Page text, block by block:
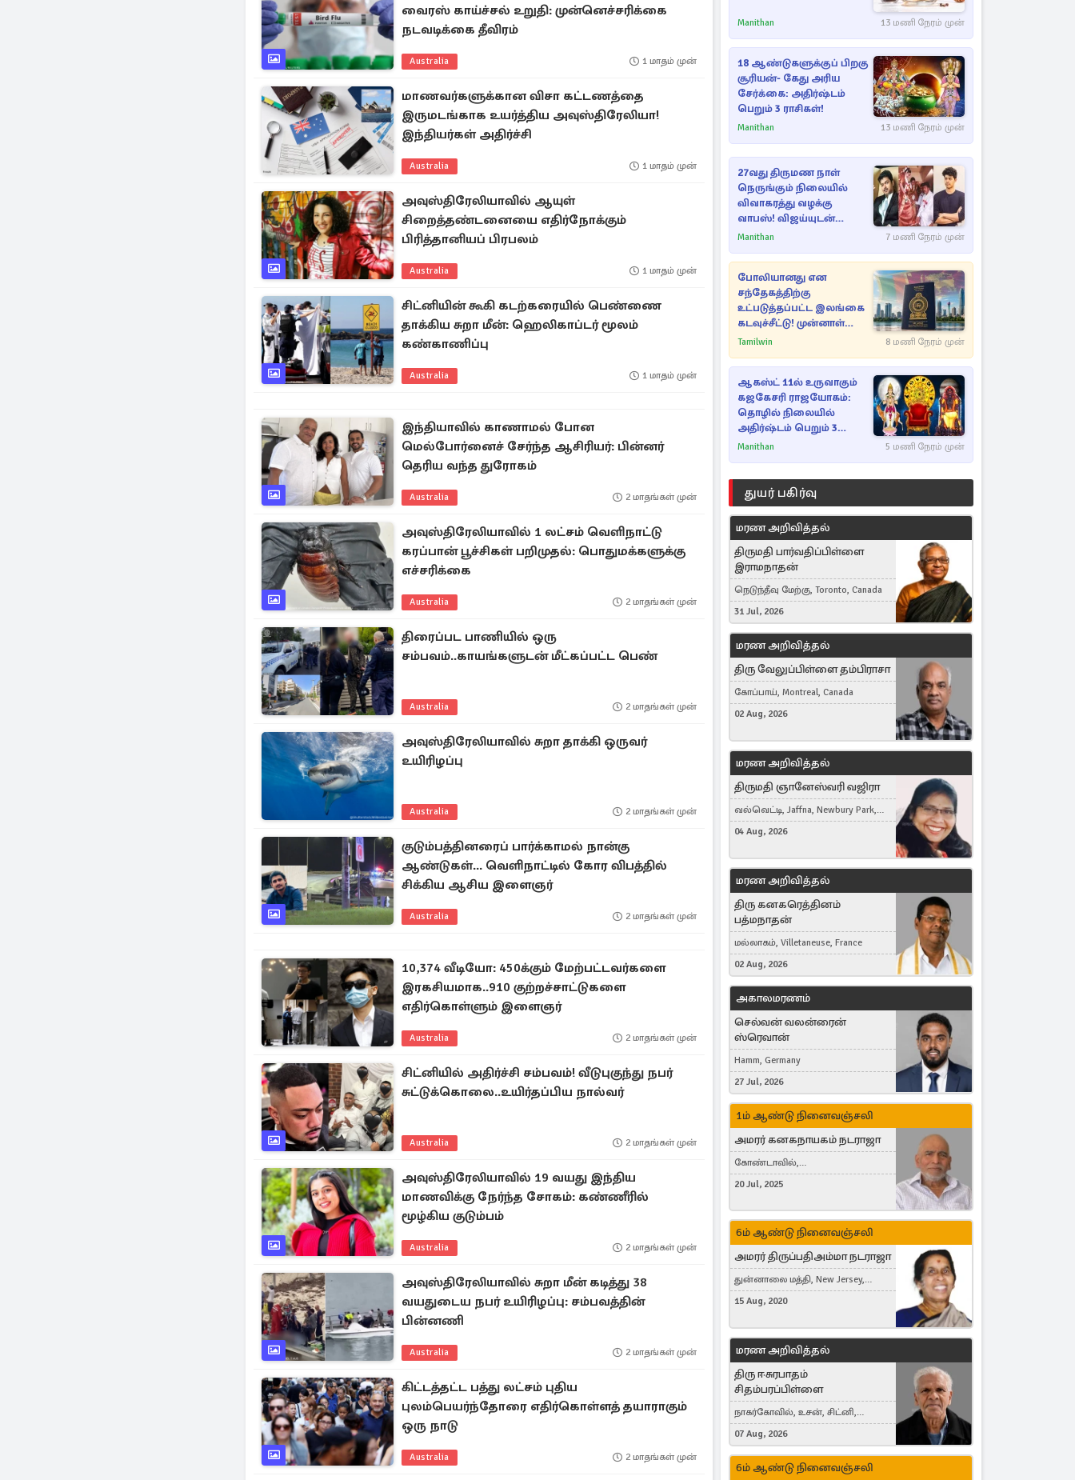
வைரஸ் காய்ச்சல் உறுதி: முன்னெச்சரிக்கை
நடவடிக்கை தீவிரம்
Australia 1 மாதம் முன்
மாணவர்களுக்கான விசா கட்டணத்தை
இருமடங்காக உயர்த்திய அவுஸ்திரேலியா!
இந்தியர்கள் அதிர்ச்சி
Australia 1 மாதம் முன்
அவுஸ்திரேலியாவில் ஆயுள்
சிறைத்தண்டனையை எதிர்நோக்கும்
பிரித்தானியப் பிரபலம்
Australia 1 மாதம் முன்
சிட்னியின் கூகி கடற்கரையில் பெண்ணை
தாக்கிய சுறா மீன்: ஹெலிகாப்டர் மூலம்
கண்காணிப்பு
Australia 1 மாதம் முன்
இந்தியாவில் காணாமல் போன
மெல்போர்னைச் சேர்ந்த ஆசிரியர்: பின்னர்
தெரிய வந்த துரோகம்
Australia 2 மாதங்கள் முன்
அவுஸ்திரேலியாவில் 1 லட்சம் வெளிநாட்டு
கரப்பான் பூச்சிகள் பறிமுதல்: பொதுமக்களுக்கு
எச்சரிக்கை
Australia 2 மாதங்கள் முன்
திரைப்பட பாணியில் ஒரு
சம்பவம்..காயங்களுடன் மீட்கப்பட்ட பெண்
Australia 2 மாதங்கள் முன்
அவுஸ்திரேலியாவில் சுறா தாக்கி ஒருவர்
உயிரிழப்பு
Australia 2 மாதங்கள் முன்
குடும்பத்தினரைப் பார்க்காமல் நான்கு
ஆண்டுகள்... வெளிநாட்டில் கோர விபத்தில்
சிக்கிய ஆசிய இளைஞர்
Australia 2 மாதங்கள் முன்
10,374 வீடியோ: 450க்கும் மேற்பட்டவர்களை
இரகசியமாக..910 குற்றச்சாட்டுகளை
எதிர்கொள்ளும் இளைஞர்
Australia 2 மாதங்கள் முன்
சிட்னியில் அதிர்ச்சி சம்பவம்! வீடுபுகுந்து நபர்
சுட்டுக்கொலை..உயிர்தப்பிய நால்வர்
Australia 2 மாதங்கள் முன்
அவுஸ்திரேலியாவில் 19 வயது இந்திய
மாணவிக்கு நேர்ந்த சோகம்: கண்ணீரில்
மூழ்கிய குடும்பம்
Australia 2 மாதங்கள் முன்
அவுஸ்திரேலியாவில் சுறா மீன் கடித்து 38
வயதுடைய நபர் உயிரிழப்பு: சம்பவத்தின்
பின்னணி
Australia 2 மாதங்கள் முன்
கிட்டத்தட்ட பத்து லட்சம் புதிய
புலம்பெயர்ந்தோரை எதிர்கொள்ளத் தயாராகும்
ஒரு நாடு
Australia 2 மாதங்கள் முன்
Manithan 13 மணி நேரம் முன்
18 ஆண்டுகளுக்குப் பிறகு
சூரியன்- கேது அரிய
சேர்க்கை: அதிர்ஷ்டம்
பெறும் 3 ராசிகள்!
Manithan 13 மணி நேரம் முன்
27வது திருமண நாள்
நெருங்கும் நிலையில்
விவாகரத்து வழக்கு
வாபஸ்! விஜய்யுடன்
மீண்டும் இணைவாரா?
Manithan 7 மணி நேரம் முன்
போலியானது என
சந்தேகத்திற்கு
உட்படுத்தப்பட்ட இலங்கை
கடவுச்சீட்டு! முன்னாள்
எம்.பிக்கு
சிக்கல்
Tamilwin 8 மணி நேரம் முன்
ஆகஸ்ட் 11ல் உருவாகும்
கஜகேசரி ராஜயோகம்:
தொழில் நிலையில்
அதிர்ஷ்டம் பெறும் 3
ராசிகள்!
Manithan 5 மணி நேரம் முன்
துயர் பகிர்வு
மரண அறிவித்தல்
திருமதி பார்வதிப்பிள்ளை
இராமநாதன்
நெடுந்தீவு மேற்கு, Toronto, Canada
31 Jul, 2026
மரண அறிவித்தல்
திரு வேலுப்பிள்ளை தம்பிராசா
கோப்பாய், Montreal, Canada
02 Aug, 2026
மரண அறிவித்தல்
திருமதி ஞானேஸ்வரி வஜிரா
வல்வெட்டி, Jaffna, Newbury Park,
United Kingdom
04 Aug, 2026
மரண அறிவித்தல்
திரு கனகரெத்தினம்
பத்மநாதன்
மல்லாகம், Villetaneuse, France
02 Aug, 2026
அகாலமரணம்
செல்வன் வலன்ரைன்
ஸ்ரெவான்
Hamm, Germany
27 Jul, 2026
1ம் ஆண்டு நினைவஞ்சலி
அமரர் கனகநாயகம் நடராஜா
கோண்டாவில்,
புன்னாலைக்கட்டுவன், சவுதி
Germany, Brampton, Canada
20 Jul, 2025
6ம் ஆண்டு நினைவஞ்சலி
அமரர் திருப்பதிஅம்மா நடராஜா
துன்னாலை மத்தி, New Jersey,
United States, Toronto, Canada
15 Aug, 2020
மரண அறிவித்தல்
திரு ஈசுரபாதம்
சிதம்பரப்பிள்ளை
நாகர்கோவில், உசன், சிட்னி,
Australia
07 Aug, 2026
6ம் ஆண்டு நினைவஞ்சலி